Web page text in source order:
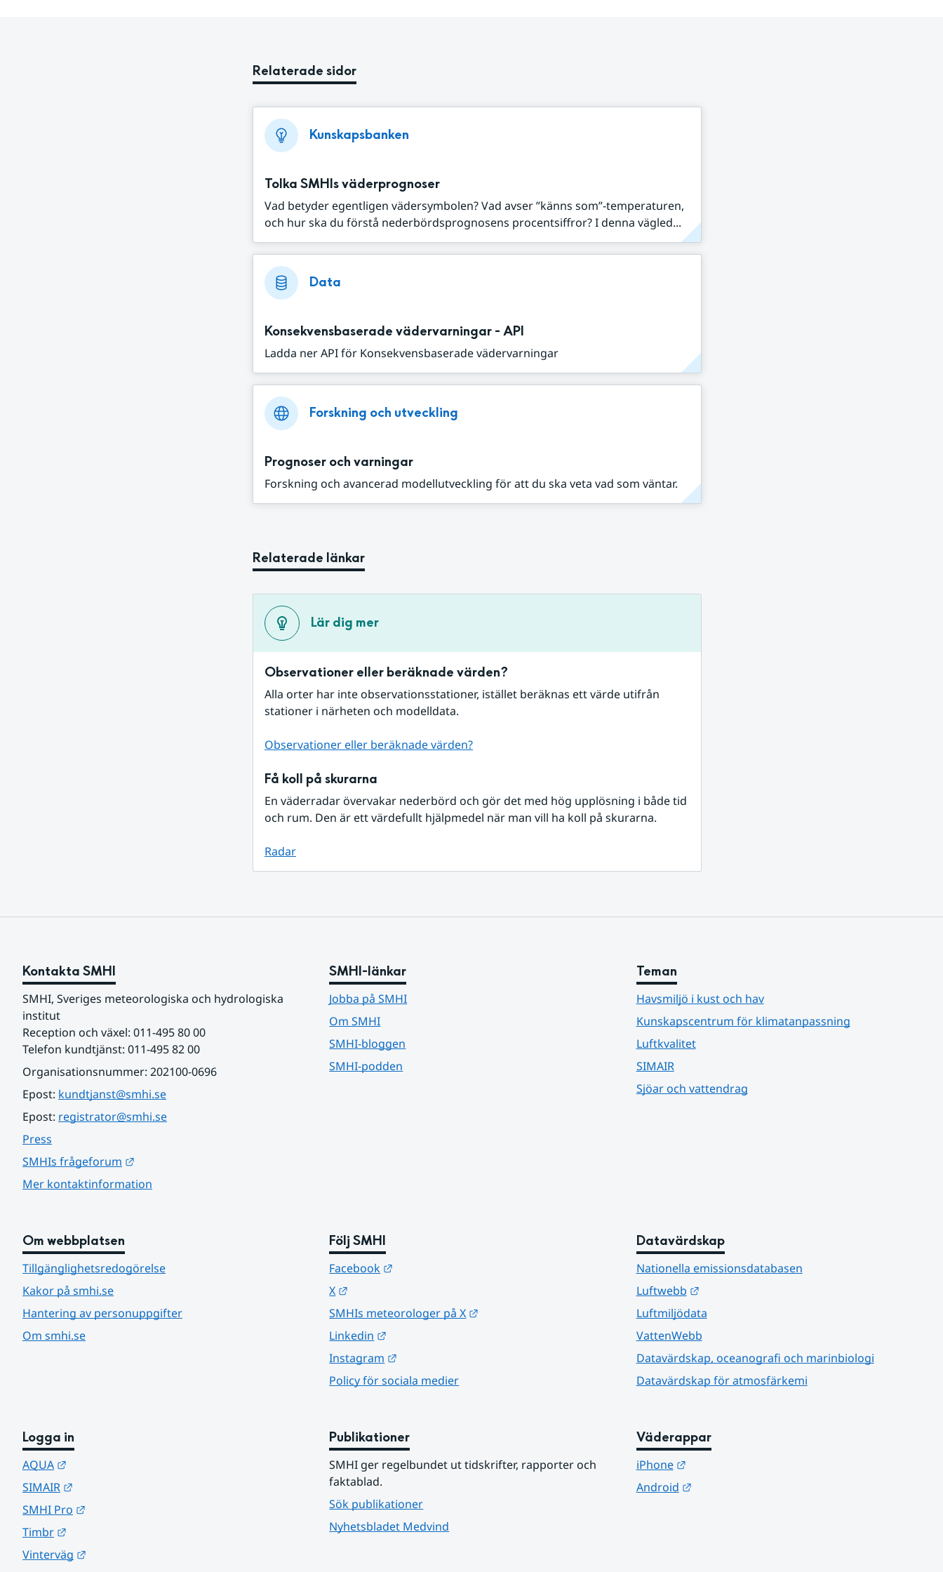
Relaterade sidor
Kunskapsbanken
Tolka SMHIs väderprognoser
Vad betyder egentligen vädersymbolen? Vad avser ”känns som”-temperaturen,
och hur ska du förstå nederbördsprognosens procentsiffror? I denna vägled...
Data
Konsekvensbaserade vädervarningar - API
Ladda ner API för Konsekvensbaserade vädervarningar
Forskning och utveckling
Prognoser och varningar
Forskning och avancerad modellutveckling för att du ska veta vad som väntar.
Relaterade länkar
Lär dig mer
Observationer eller beräknade värden?
Alla orter har inte observationsstationer, istället beräknas ett värde utifrån
stationer i närheten och modelldata.
Observationer eller beräknade värden?
Få koll på skurarna
En väderradar övervakar nederbörd och gör det med hög upplösning i både tid
och rum. Den är ett värdefullt hjälpmedel när man vill ha koll på skurarna.
Radar
Kontakta SMHI
SMHI, Sveriges meteorologiska och hydrologiska
institut
Reception och växel: 011-495 80 00
Telefon kundtjänst: 011-495 82 00
Organisationsnummer: 202100-0696
Epost: kundtjanst@smhi.se
Epost: registrator@smhi.se
Press
SMHIs frågeforum
Mer kontaktinformation
SMHI-länkar
Jobba på SMHI
Om SMHI
SMHI-bloggen
SMHI-podden
Teman
Havsmiljö i kust och hav
Kunskapscentrum för klimatanpassning
Luftkvalitet
SIMAIR
Sjöar och vattendrag
Om webbplatsen
Tillgänglighetsredogörelse
Kakor på smhi.se
Hantering av personuppgifter
Om smhi.se
Följ SMHI
Facebook
X
SMHIs meteorologer på X
Linkedin
Instagram
Policy för sociala medier
Datavärdskap
Nationella emissionsdatabasen
Luftwebb
Länk till annan webbplats.
Luftmiljödata
VattenWebb
Datavärdskap, oceanografi och marinbiologi
Datavärdskap för atmosfärkemi
Logga in
AQUA
SIMAIR
SMHI Pro
Timbr
Vinterväg
Publikationer
SMHI ger regelbundet ut tidskrifter, rapporter och
faktablad.
Sök publikationer
Nyhetsbladet Medvind
Väderappar
iPhone
Länk till annan webbplats.
Android
Länk till annan webbplats.